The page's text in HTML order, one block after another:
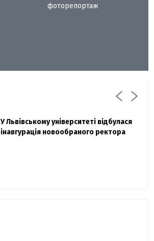
фоторепортаж
Павло Дак
Захисник "Азовсталі" Діанов вдруге
одружився та показав фото з весілля
У Львівському університеті відбулася
інавгурація новообраного ректора